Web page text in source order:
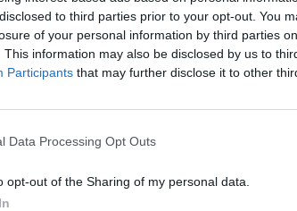
to third parties prior to your opt-out. You
of your personal information by third parties
This information may also be disclosed by us to
Participants that may further disclose it to other
Data Processing Opt Outs
opt-out of the Sharing of my personal data.
Πέμπτος είναι ο Τσίσγουϊλ Τζόνσον (Ν.
με Εμιλιάνο Λάσα (Ουρουγουάη) 7,99μ.,
7,92μ.
πάτησε πολύ πίσω. Άφησε την 5η
τελευταίο του άλμα.
πρωταθλητής!